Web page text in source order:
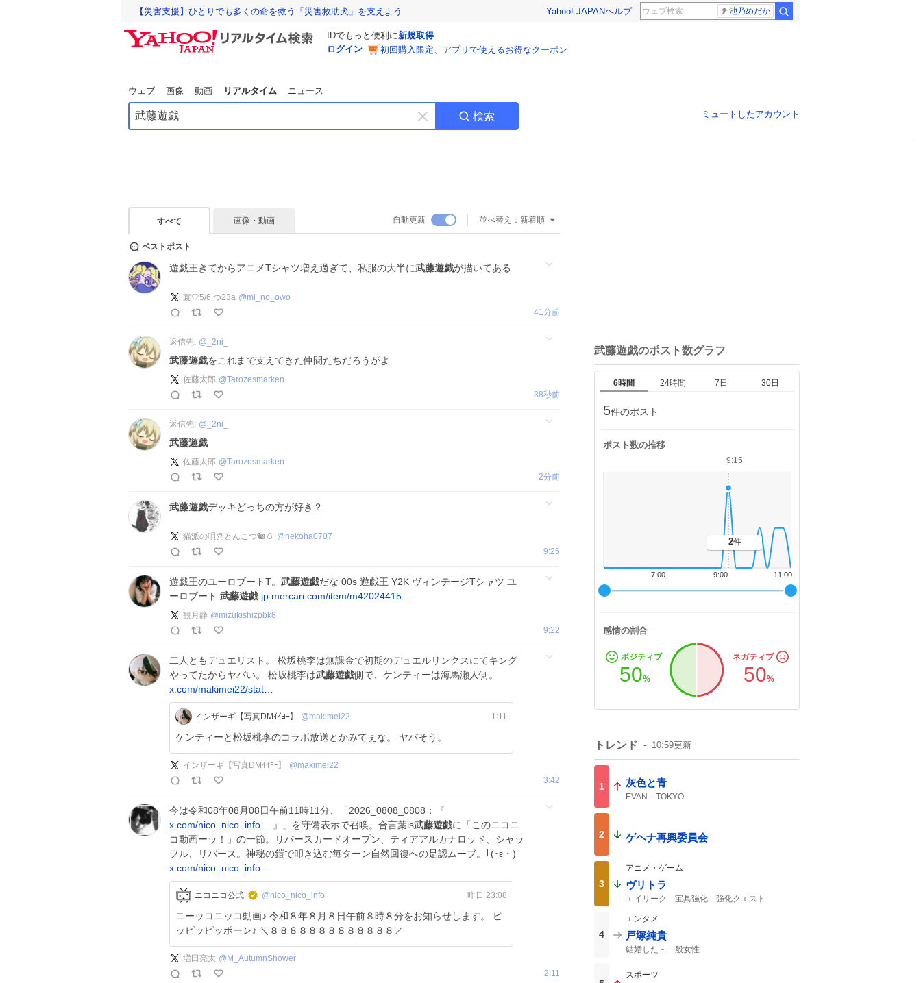
【災害支援】ひとりでも多くの命を救う「災害救助犬」を支えよう Yahoo! JAPANヘルプ 池乃めだか
IDでもっと便利に新規取得
ログイン
初回購入限定、アプリで使えるお得なクーポン
ウェブ 画像 動画 リアルタイム ニュース
キ
ー
す
検索 ミュートしたアカウント
すべて 画像・動画 自動更新 並べ替え： 新着順
ベストポスト
遊戯王きてからアニメTシャツ増え過ぎて、私服の大半に武藤遊戯が描いてある
蓑🤍5/6 つ23a @mi_no_owo
41分前
返信先: @ _2ni_
武藤遊戯をこれまで支えてきた仲間たちだろうがよ
佐藤太郎 @Tarozesmarken
38秒前
返信先: @ _2ni_
武藤遊戯
佐藤太郎 @Tarozesmarken
2分前
武藤遊戯デッキどっちの方が好き？
猫派の唄@とんこつ🐿️🥚 @nekoha0707
9:26
遊戯王のユーロブートT。 武藤遊戯だな 00s 遊戯王 Y2K ヴィンテージTシャツ ユ
ーロブート 武藤遊戯 jp.mercari.com/item/m42024415…
観月静 @mizukishizpbk8
9:22
二人ともデュエリスト。 松坂桃李は無課金で初期のデュエルリンクスにてキング
やってたからヤバい。 松坂桃李は武藤遊戯側で、ケンティーは海馬瀬人側。
x.com/makimei22/stat…
インザーギ【写真DMｲｲﾖｰ】 @makimei22 1:11
ケンティーと松坂桃李のコラボ放送とかみてぇな。 ヤバそう。
インザーギ【写真DMｲｲﾖｰ】 @makimei22
3:42
今は令和08年08月08日午前11時11分、「2026_0808_0808：『
x.com/nico_nico_info…
』」を守備表示で召喚。合言葉is武藤遊戯に「このニコニ
コ動画ーッ！」の一節。リバースカードオープン、ティアアルカナロッド、シャッ
フル、リバース。神秘の鎧で叩き込む毎ターン自然回復への是認ムーブ。｢(･ε・)
x.com/nico_nico_info…
ニコニコ公式 @nico_nico_info 昨日 23:08
ニーッコニッコ動画♪ 令和８年８月８日午前８時８分をお知らせします。 ピ
ッピッピッポーン♪ ＼８８８８８８８８８８８８８／
増田亮太 @ M_AutumnShower
2:11
武藤遊戯のポスト数グラフ
6時間 24時間 7日 30日
5件のポスト
ポスト数の推移
11:00
9:00
7:00
9:15
2件
感情の割合
ポジティブ
50%
ネガティブ
50%
トレンド 10:59更新
1 灰色と青
EVAN TOKYO
2 ゲヘナ再興委員会
3
アニメ・ゲーム
ヴリトラ
エイリーク 宝具強化
強化クエスト
4
エンタメ
戸塚純貴
結婚した 一般女性
スポーツ